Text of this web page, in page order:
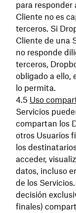
para responder
Cliente no es
terceros. Si
Cliente de una
no responde
terceros,
obligado a ello,
lo permita.
Uso
Servicios
compartan los
otros Usuarios
los
acceder,
datos, incluso
de los
decisión
finales)